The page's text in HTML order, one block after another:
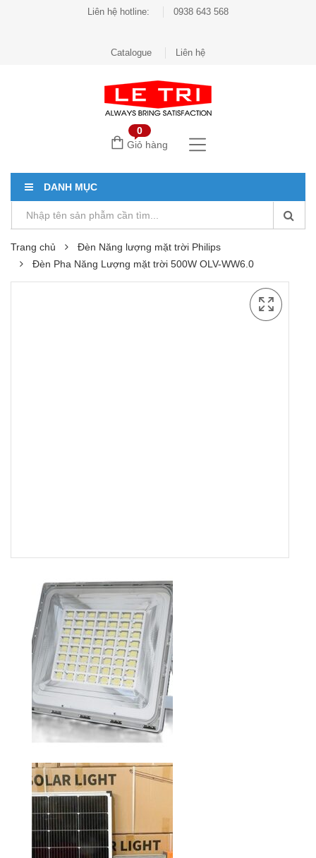
Liên hệ hotline: 0938 643 568
Catalogue Liên hệ
0
Giỏ hàng
DANH MỤC
Trang chủ
Đèn Năng lượng mặt trời Philips
Đèn Pha Năng Lượng mặt trời 500W OLV-WW6.0